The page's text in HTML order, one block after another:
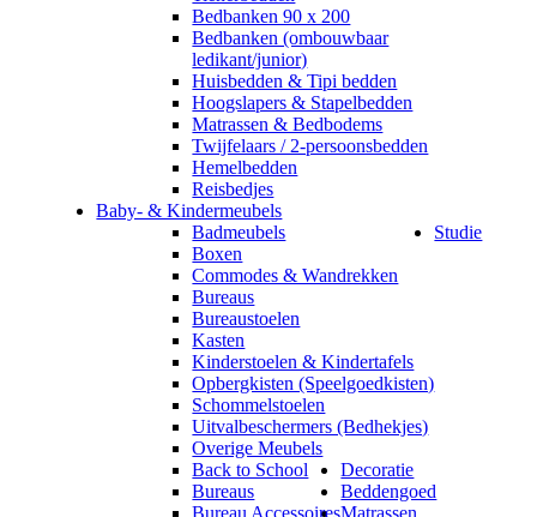
Bedbanken 90 x 200
Bedbanken (ombouwbaar
ledikant/junior)
Huisbedden & Tipi bedden
Hoogslapers & Stapelbedden
Matrassen & Bedbodems
Twijfelaars / 2-persoonsbedden
Hemelbedden
Reisbedjes
Baby- & Kindermeubels
Badmeubels
Boxen
Commodes & Wandrekken
Bureaus
Bureaustoelen
Kasten
Kinderstoelen & Kindertafels
Opbergkisten (Speelgoedkisten)
Schommelstoelen
Uitvalbeschermers (Bedhekjes)
Overige Meubels
Studie
Back to School
Bureaus
Bureau Accessoires
Decoratie
Beddengoed
Matrassen